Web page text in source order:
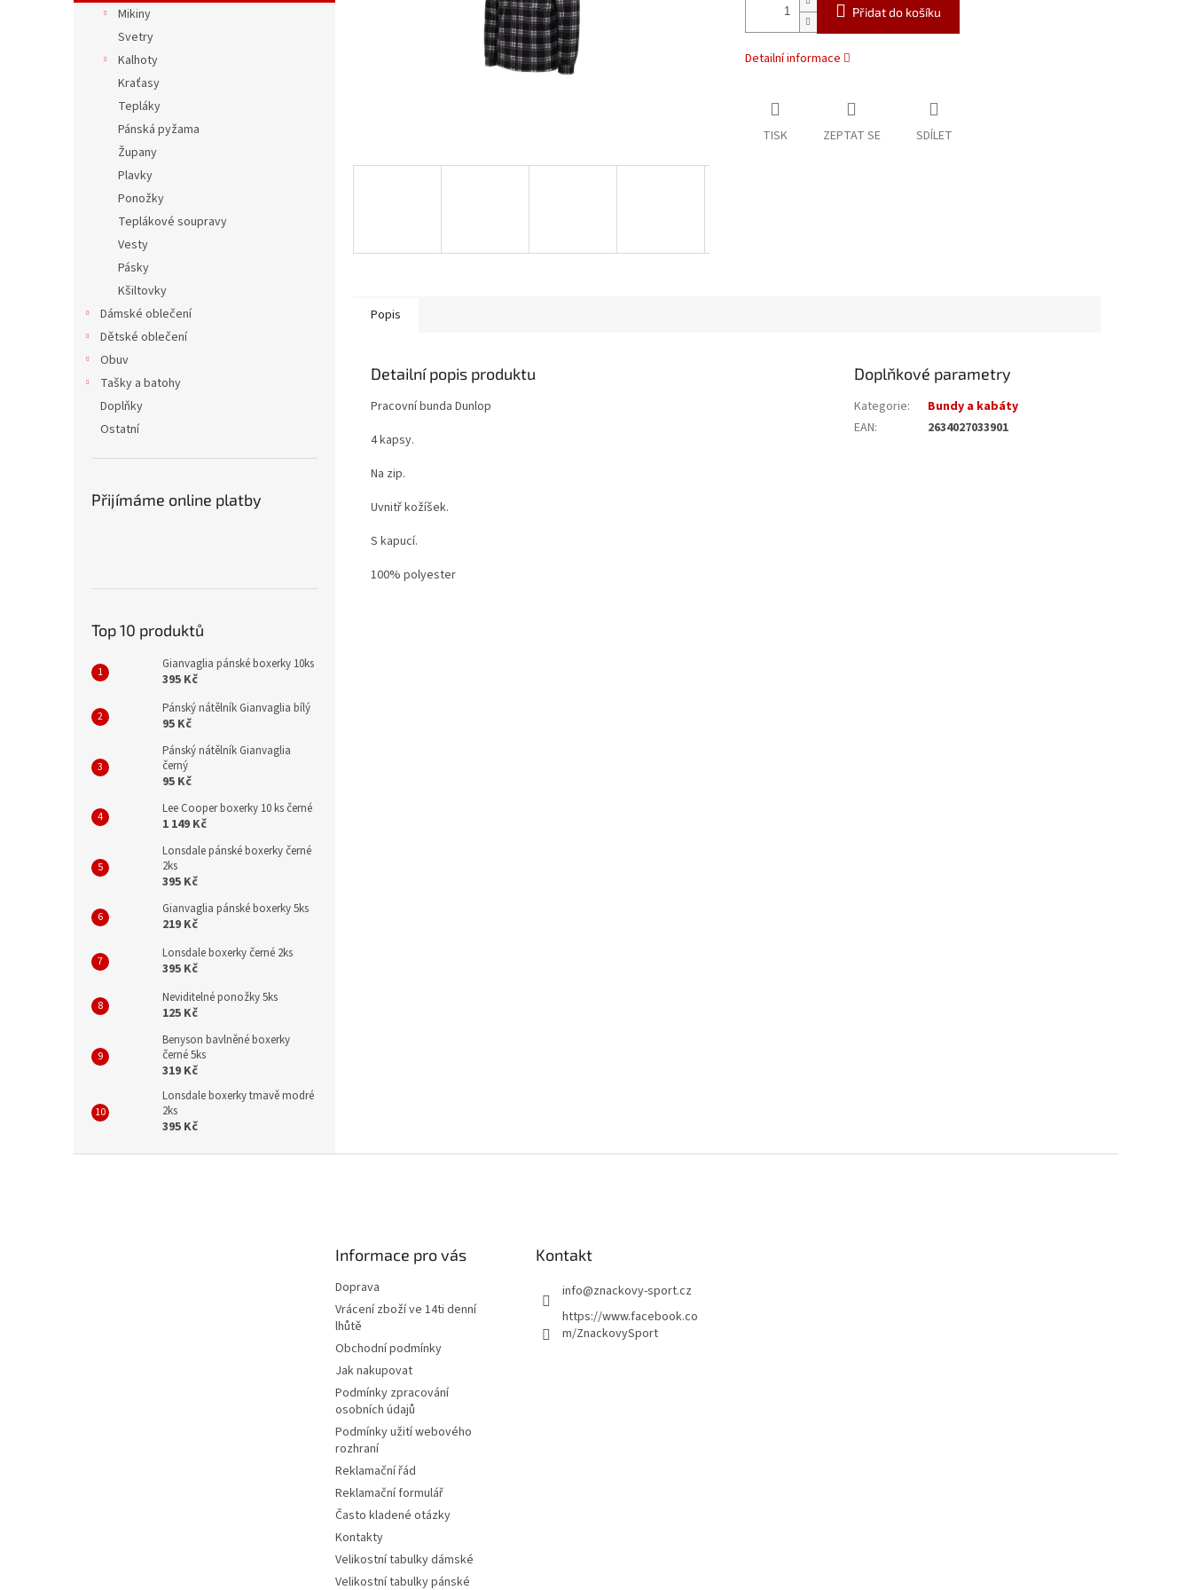
n
Mikiny
Svetry
Kalhoty
Kraťasy
Tepláky
Pánská pyžama
Župany
Plavky
Ponožky
Teplákové soupravy
Vesty
Pásky
Kšiltovky
Dámské oblečení
Dětské oblečení
Obuv
Tašky a batohy
Doplňky
Ostatní
Přijímáme online platby
Top 10 produktů
Gianvaglia pánské boxerky 10ks
395 Kč
Pánský nátělník Gianvaglia bílý
95 Kč
Pánský nátělník Gianvaglia
černý
95 Kč
Lee Cooper boxerky 10 ks černé
1 149 Kč
Lonsdale pánské boxerky černé
2ks
395 Kč
Gianvaglia pánské boxerky 5ks
219 Kč
Lonsdale boxerky černé 2ks
395 Kč
Neviditelné ponožky 5ks
125 Kč
Benyson bavlněné boxerky
černé 5ks
319 Kč
Lonsdale boxerky tmavě modré
2ks
395 Kč
Přidat do košíku
Detailní informace
TISK ZEPTAT SE SDÍLET
Popis
Detailní popis produktu
Pracovní bunda Dunlop
4 kapsy.
Na zip.
Uvnitř kožíšek.
S kapucí.
100% polyester
Doplňkové parametry
Kategorie:
Bundy a kabáty
EAN: 2634027033901
Informace pro vás
Doprava
Vrácení zboží ve 14ti denní
lhůtě
Obchodní podmínky
Jak nakupovat
Podmínky zpracování
osobních údajů
Podmínky užití webového
rozhraní
Reklamační řád
Reklamační formulář
Často kladené otázky
Kontakty
Velikostní tabulky dámské
Velikostní tabulky pánské
Kontakt
info@znackovy-sport.cz
https://www.facebook.co
m/ZnackovySport